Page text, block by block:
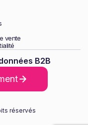
vente
B2B
réservés